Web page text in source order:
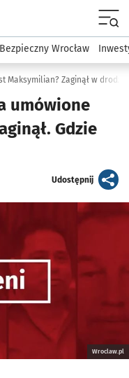
Dla mieszkańca
Bezpieczny Wrocław
Maksymilian? Zaginął w drodze
umówione
Gdzie
Udostępnijartykuł
Wroclaw.pl